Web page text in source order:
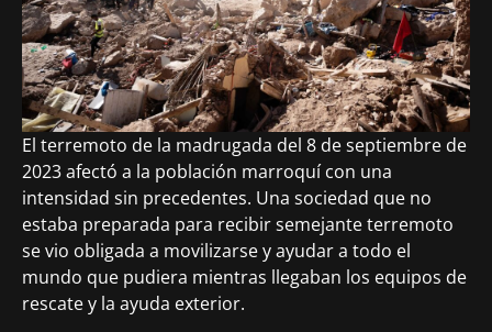
El terremoto de la madrugada del 8 de septiembre de
2023 afectó a la población marroquí con una
intensidad sin precedentes. Una sociedad que no
estaba preparada para recibir semejante terremoto
se vio obligada a movilizarse y ayudar a todo el
mundo que pudiera mientras llegaban los equipos de
rescate y la ayuda exterior.